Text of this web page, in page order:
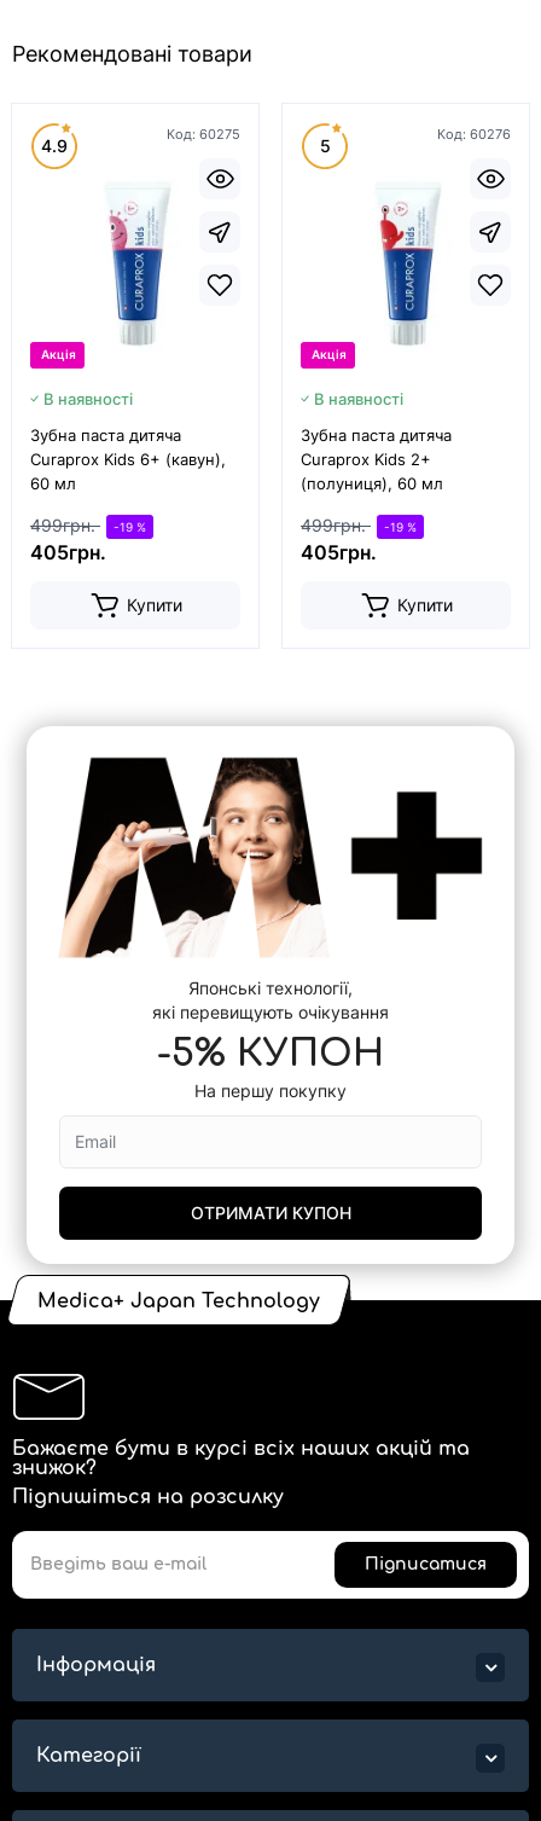
Рекомендовані товари
Код: 60275
4.9
Акція
В наявності
Зубна паста дитяча
Curaprox Kids 6+ (кавун),
60 мл
499грн. -19 %
405грн.
Купити
Код: 60276
5
Акція
В наявності
Зубна паста дитяча
Curaprox Kids 2+
(полуниця), 60 мл
499грн. -19 %
405грн.
Купити
Японські технології,
які перевищують очікування
-5% КУПОН
На першу покупку
ОТРИМАТИ КУПОН
Medica+ Japan Technology
Бажаєте бути в курсі всіх наших акцій та
знижок?
Підпишіться на розсилку
Підписатися
Інформація
Категорії